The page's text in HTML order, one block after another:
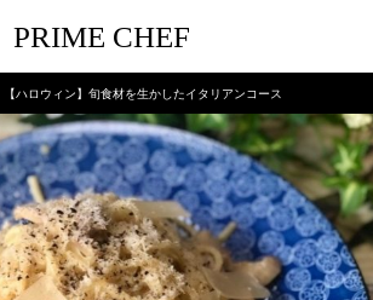
PRIME CHEF
【ハロウィン】旬食材を生かしたイタリアンコース